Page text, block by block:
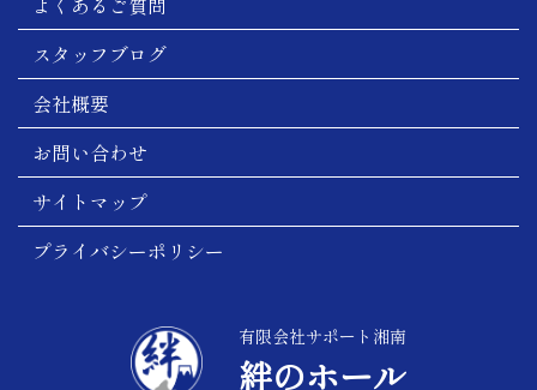
スタッフブログ
会社概要
お問い合わせ
サイトマップ
プライバシーポリシー
有限会社サポート湘南
絆のホール